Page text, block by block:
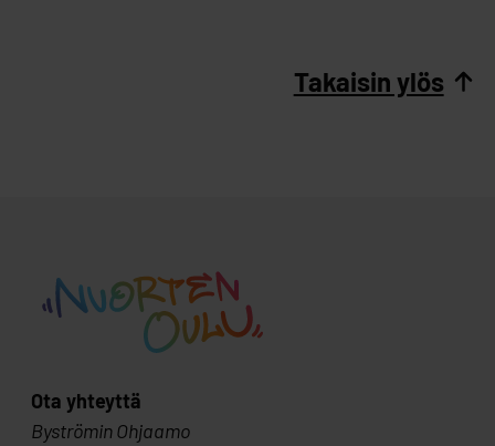
Takaisin ylös
Ota yhteyttä
Byströmin Ohjaamo